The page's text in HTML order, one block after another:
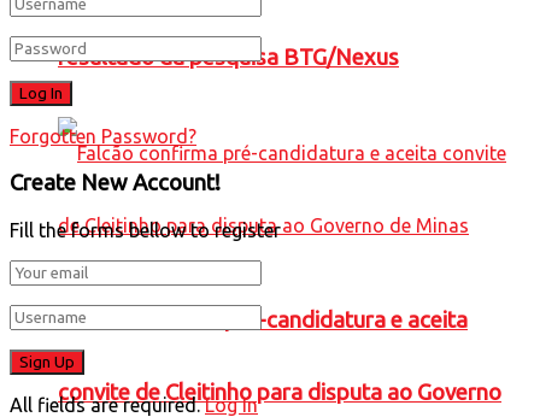
resultado da pesquisa BTG/Nexus
Falcão confirma pré-candidatura e aceita
convite de Cleitinho para disputa ao Governo
Forgotten Password?
Create New Account!
Fill the forms bellow to register
All fields are required. Log In